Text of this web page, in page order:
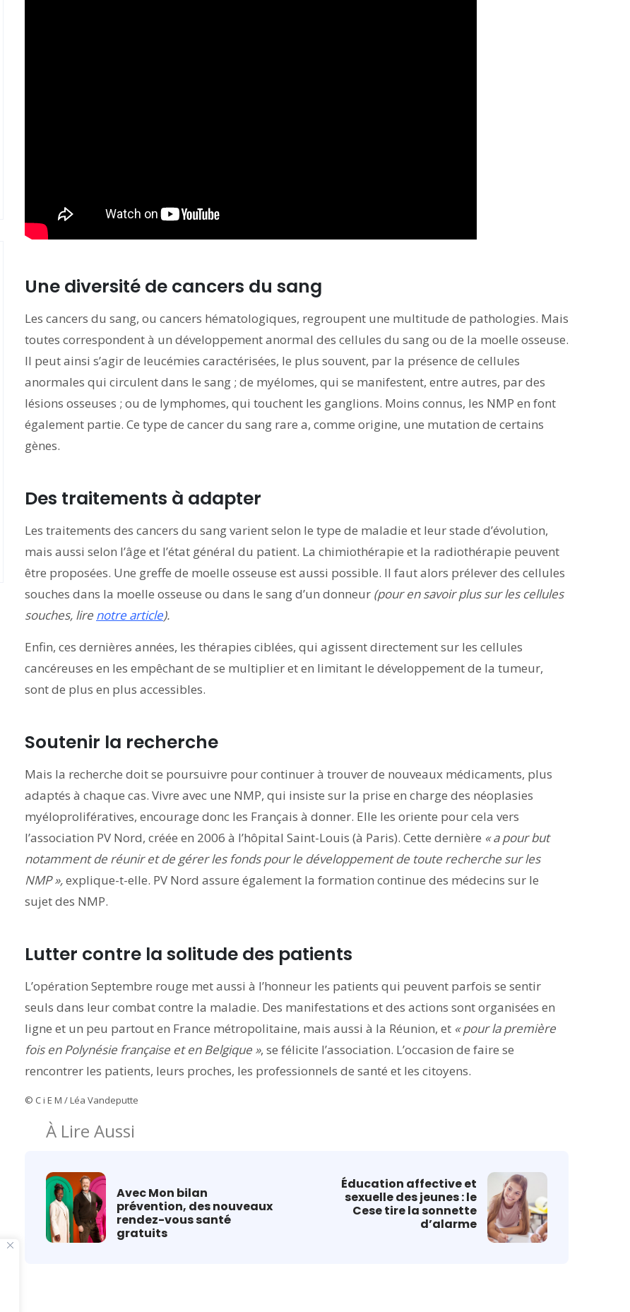
Une diversité de cancers du sang
Les cancers du sang, ou cancers hématologiques, regroupent une multitude de pathologies. Mais
toutes correspondent à un développement anormal des cellules du sang ou de la moelle osseuse.
Il peut ainsi s’agir de leucémies caractérisées, le plus souvent, par la présence de cellules
anormales qui circulent dans le sang ; de myélomes, qui se manifestent, entre autres, par des
lésions osseuses ; ou de lymphomes, qui touchent les ganglions. Moins connus, les NMP en font
également partie. Ce type de cancer du sang rare a, comme origine, une mutation de certains
gènes.
Des traitements à adapter
Les traitements des cancers du sang varient selon le type de maladie et leur stade d’évolution,
mais aussi selon l’âge et l’état général du patient. La chimiothérapie et la radiothérapie peuvent
être proposées. Une greffe de moelle osseuse est aussi possible. Il faut alors prélever des cellules
souches dans la moelle osseuse ou dans le sang d’un donneur (pour en savoir plus sur les cellules
souches, lire notre article).
Enfin, ces dernières années, les thérapies ciblées, qui agissent directement sur les cellules
cancéreuses en les empêchant de se multiplier et en limitant le développement de la tumeur,
sont de plus en plus accessibles.
Soutenir la recherche
Mais la recherche doit se poursuivre pour continuer à trouver de nouveaux médicaments, plus
adaptés à chaque cas. Vivre avec une NMP, qui insiste sur la prise en charge des néoplasies
myéloprolifératives, encourage donc les Français à donner. Elle les oriente pour cela vers
l’association PV Nord, créée en 2006 à l’hôpital Saint-Louis (à Paris). Cette dernière « a pour but
notamment de réunir et de gérer les fonds pour le développement de toute recherche sur les
NMP »,explique-t-elle. PV Nord assure également la formation continue des médecins sur le
sujet des NMP.
Lutter contre la solitude des patients
L’opération Septembre rouge met aussi à l’honneur les patients qui peuvent parfois se sentir
seuls dans leur combat contre la maladie. Des manifestations et des actions sont organisées en
ligne et un peu partout en France métropolitaine, mais aussi à la Réunion, et « pour la première
fois en Polynésie française et en Belgique », se félicite l’association. L’occasion de faire se
rencontrer les patients, leurs proches, les professionnels de santé et les citoyens.
© C i E M / Léa Vandeputte
À Lire Aussi
Avec Mon bilan
prévention, des nouveaux
rendez-vous santé
gratuits
Éducation affective et
sexuelle des jeunes : le
Cese tire la sonnette
d’alarme